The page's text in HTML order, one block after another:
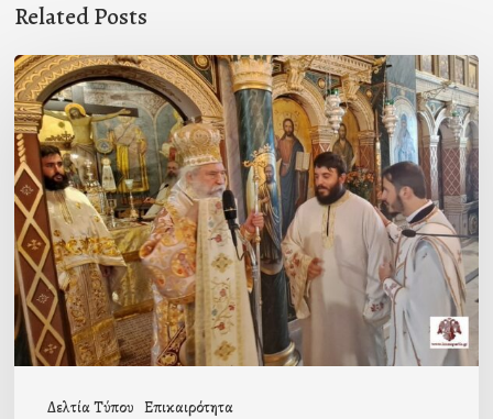
Related Posts
Δελτία Τύπου Επικαιρότητα
Χειροτονία
Διακόνου
στη
Συκέα